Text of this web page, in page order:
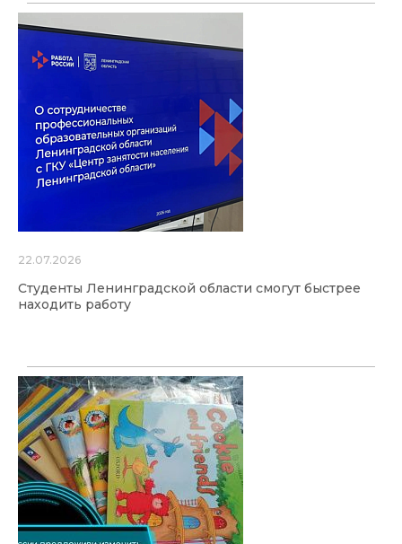
22.07.2026
Студенты Ленинградской области смогут быстрее
находить работу